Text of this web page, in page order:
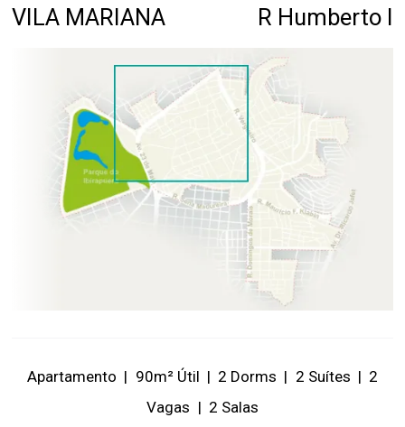
VILA MARIANA R Humberto I
Apartamento | 90m² Útil | 2 Dorms | 2 Suítes | 2
Vagas | 2 Salas